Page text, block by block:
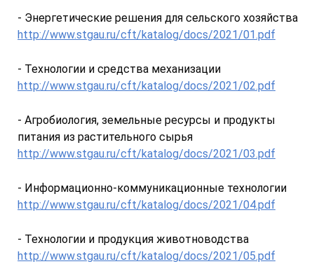
- Энергетические решения для сельского хозяйства
http://www.stgau.ru/cft/katalog/docs/2021/01.pdf
- Технологии и средства механизации
http://www.stgau.ru/cft/katalog/docs/2021/02.pdf
- Агробиология, земельные ресурсы и продукты
питания из растительного сырья
http://www.stgau.ru/cft/katalog/docs/2021/03.pdf
- Информационно-коммуникационные технологии
http://www.stgau.ru/cft/katalog/docs/2021/04.pdf
- Технологии и продукция животноводства
http://www.stgau.ru/cft/katalog/docs/2021/05.pdf